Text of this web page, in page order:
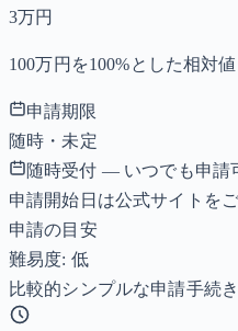
3万円
100万円を100%とした相対値
申請期限
随時・未定
随時受付 — いつでも申請
申請開始日は公式サイトを
申請の目安
難易度: 低
比較的シンプルな申請手続き